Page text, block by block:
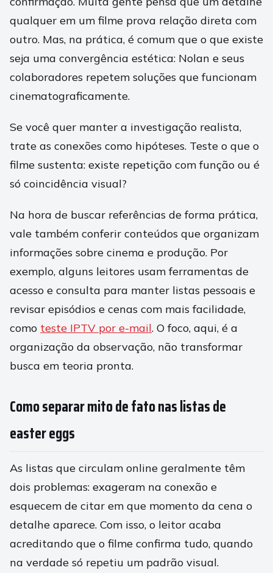
qualquer em um filme prova relação direta com
outro. Mas, na prática, é comum que o que existe
seja uma convergência estética: Nolan e seus
colaboradores repetem soluções que funcionam
cinematograficamente.
Se você quer manter a investigação realista,
trate as conexões como hipóteses. Teste o que o
filme sustenta: existe repetição com função ou é
só coincidência visual?
Na hora de buscar referências de forma prática,
vale também conferir conteúdos que organizam
informações sobre cinema e produção. Por
exemplo, alguns leitores usam ferramentas de
acesso e consulta para manter listas pessoais e
revisar episódios e cenas com mais facilidade,
como teste IPTV por e-mail. O foco, aqui, é a
organização da observação, não transformar
busca em teoria pronta.
Como separar mito de fato nas listas de
easter eggs
As listas que circulam online geralmente têm
dois problemas: exageram na conexão e
esquecem de citar em que momento da cena o
detalhe aparece. Com isso, o leitor acaba
acreditando que o filme confirma tudo, quando
na verdade só repetiu um padrão visual.